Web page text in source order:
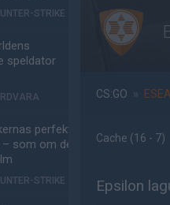
STRIKE
speldator
perfekta
som om det
STRIKE
CS:GO »
Cache (16 - 7)
Epsilon